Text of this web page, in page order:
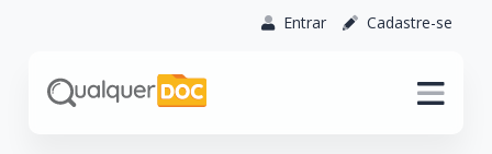
Entrar Cadastre-se